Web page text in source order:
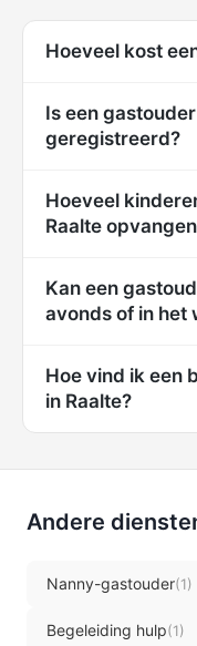
Hoeveel kost
Is een
geregistreerd?
Hoeveel
Raalte
Kan een
avonds of in het
Hoe vind ik een
in Raalte?
Andere
Nanny-gastouder(1)
Begeleiding hulp(1)